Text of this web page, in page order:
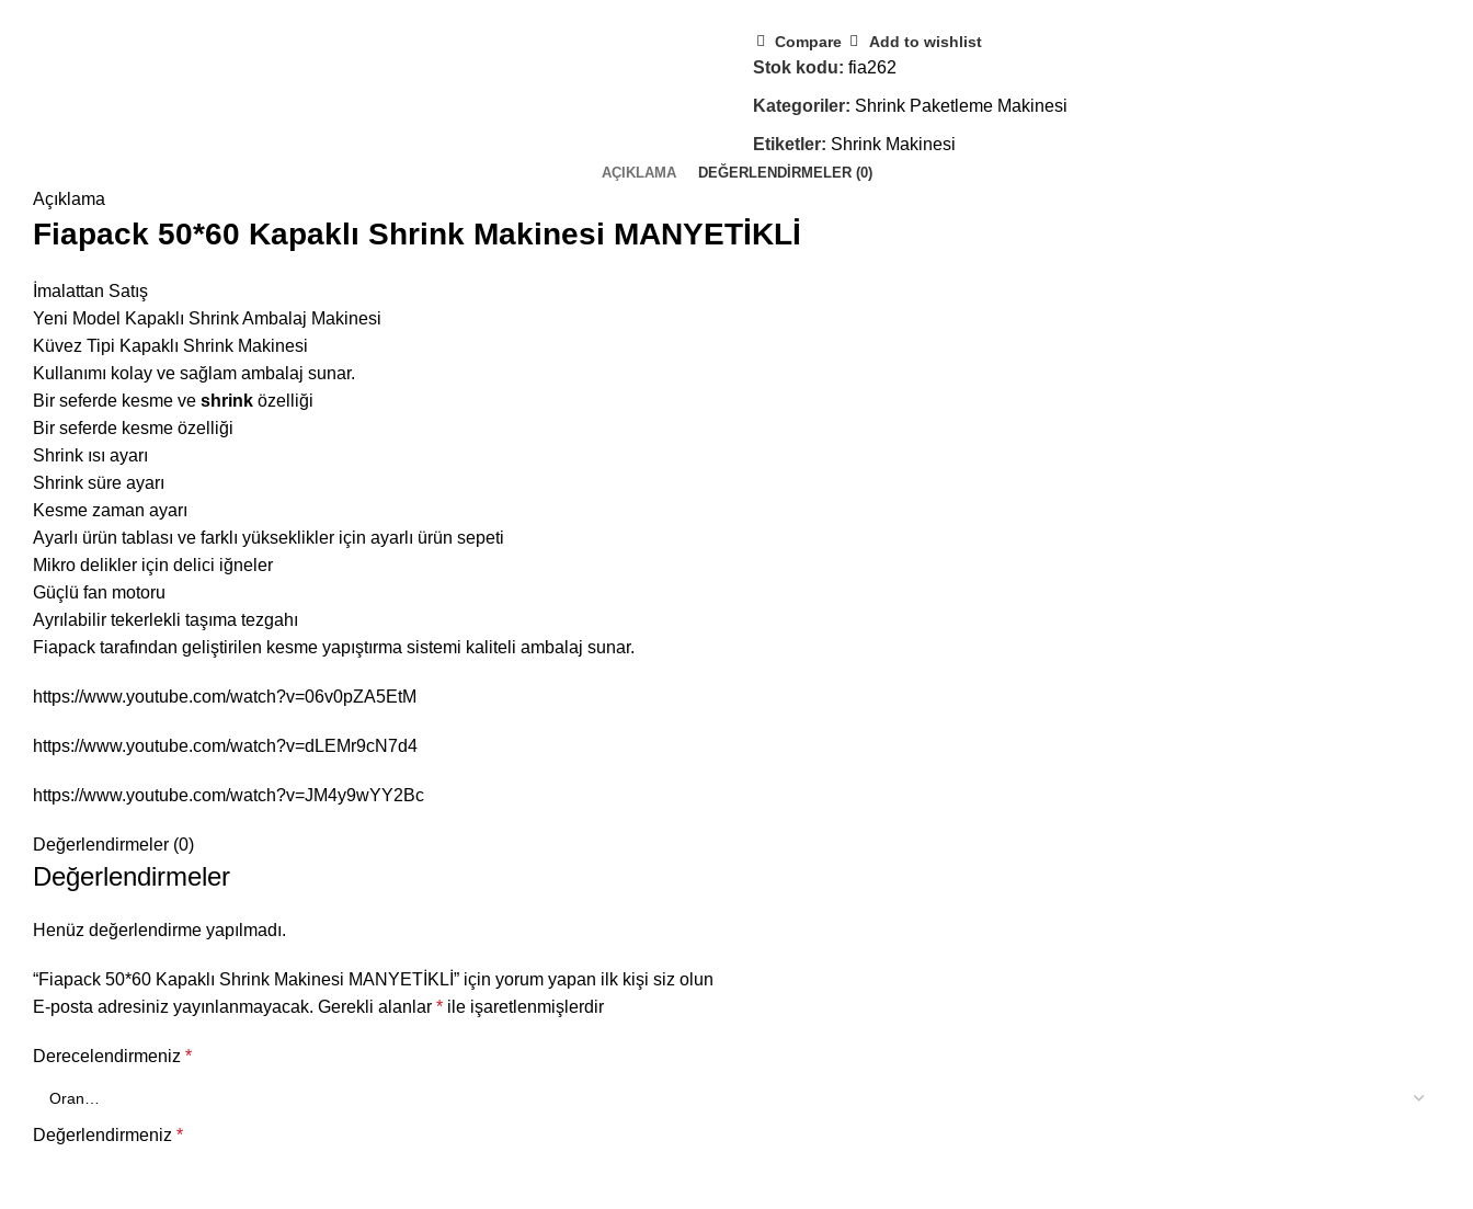
Compare Add to wishlist
Stok kodu: fia262
Kategoriler: Shrink Paketleme Makinesi
Etiketler: Shrink Makinesi
AÇIKLAMA DEĞERLENDIRMELER (0)
Açıklama
Fiapack 50*60 Kapaklı Shrink Makinesi MANYETİKLİ
İmalattan Satış
Yeni Model Kapaklı Shrink Ambalaj Makinesi
Küvez Tipi Kapaklı Shrink Makinesi
Kullanımı kolay ve sağlam ambalaj sunar.
Bir seferde kesme ve shrink özelliği
Bir seferde kesme özelliği
Shrink ısı ayarı
Shrink süre ayarı
Kesme zaman ayarı
Ayarlı ürün tablası ve farklı yükseklikler için ayarlı ürün sepeti
Mikro delikler için delici iğneler
Güçlü fan motoru
Ayrılabilir tekerlekli taşıma tezgahı
Fiapack tarafından geliştirilen kesme yapıştırma sistemi kaliteli ambalaj sunar.
https://www.youtube.com/watch?v=06v0pZA5EtM
https://www.youtube.com/watch?v=dLEMr9cN7d4
https://www.youtube.com/watch?v=JM4y9wYY2Bc
Değerlendirmeler (0)
Değerlendirmeler
Henüz değerlendirme yapılmadı.
“Fiapack 50*60 Kapaklı Shrink Makinesi MANYETİKLİ” için yorum yapan ilk kişi siz olun
E-posta adresiniz yayınlanmayacak. Gerekli alanlar * ile işaretlenmişlerdir
Derecelendirmeniz *
Değerlendirmeniz *